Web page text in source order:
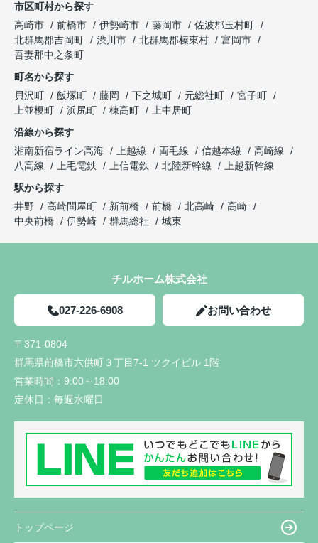
市区町村から探す
高崎市
前橋市 伊勢崎市 藤岡市
佐波郡玉村町
北群馬郡吉岡町
渋川市 北群馬郡榛東村
富岡市
吾妻郡中之条町
町名から探す
貝沢町
飯塚町 藤岡 下之城町 元総社町
宮子町
上並榎町
浜尻町 棟高町
上中居町
沿線から探す
湘南新宿ライン高海
上越線 両毛線 信越本線
高崎線
八高線
上毛電鉄 上信電鉄 北陸新幹線
上越新幹線
駅から探す
井野
高崎問屋町 新前橋 前橋 北高崎
高崎
中央前橋
伊勢崎 群馬総社 城東
チルホーム株式会社
027-226-6908 お問い合わせ
〒371-0804
群馬県前橋市六供町３丁目7-1 ツクイビル 1階
営業時間： 9:00～18:00
定休日： 毎週水曜日
トップページ